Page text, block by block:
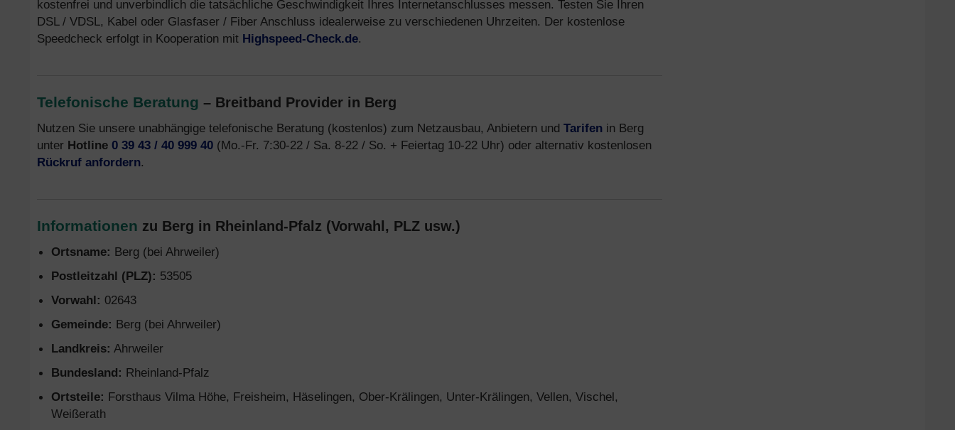
kostenfrei und unverbindlich die tatsächliche Geschwindigkeit Ihres Internetanschlusses messen. Testen Sie Ihren
DSL / VDSL, Kabel oder Glasfaser / Fiber Anschluss idealerweise zu verschiedenen Uhrzeiten. Der kostenlose
Speedcheck erfolgt in Kooperation mit Highspeed-Check.de.
Telefonische Beratung – Breitband Provider in Berg
Nutzen Sie unsere unabhängige telefonische Beratung (kostenlos) zum Netzausbau, Anbietern und Tarifen in Berg
unter Hotline 0 39 43 / 40 999 40 (Mo.-Fr. 7:30-22 / Sa. 8-22 / So. + Feiertag 10-22 Uhr) oder alternativ kostenlosen
Rückruf anfordern.
Informationen zu Berg in Rheinland-Pfalz (Vorwahl, PLZ usw.)
Ortsname: Berg (bei Ahrweiler)
Postleitzahl (PLZ): 53505
Vorwahl: 02643
Gemeinde: Berg (bei Ahrweiler)
Landkreis: Ahrweiler
Bundesland: Rheinland-Pfalz
Ortsteile: Forsthaus Vilma Höhe, Freisheim, Häselingen, Ober-Krälingen, Unter-Krälingen, Vellen, Vischel,
Weißerath